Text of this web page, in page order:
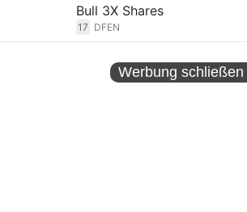
Bull 3X Shares
17 DFEN
Werbung schließen